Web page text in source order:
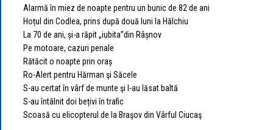
Alarmă în miez de noapte pentru un bunic de 82 de ani
Hoțul din Codlea, prins după două luni la Hălchiu
La 70 de ani, și-a răpit „iubita”din Râșnov
Pe motoare, cazuri penale
Rătăcit o noapte prin oraș
Ro-Alert pentru Hărman şi Săcele
S-au certat în vârf de munte şi l-au lăsat baltă
S-au întâlnit doi bețivi în trafic
Scoasă cu elicopterul de la Braşov din Vârful Ciucaş